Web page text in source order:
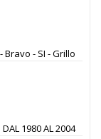
- SI - Grillo
DAL 1980 AL 2004